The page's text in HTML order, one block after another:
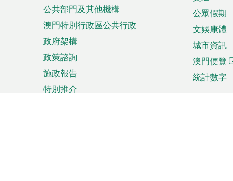
公共部門及其他機構
澳門特別行政區公共行政
政府架構
政策諮詢
施政報告
特別推介
公眾假期
文娛康體
城市資訊
澳門便覽
統計數字